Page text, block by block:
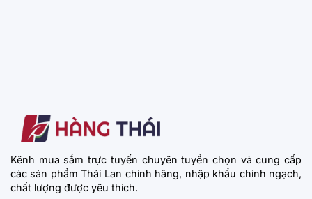
Kênh mua sắm trực tuyến chuyên tuyển chọn và cung cấp
các sản phẩm Thái Lan chính hãng, nhập khẩu chính ngạch,
chất lượng được yêu thích.